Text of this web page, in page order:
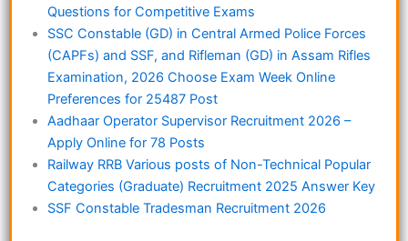
Questions for Competitive Exams
SSC Constable (GD) in Central Armed Police Forces
(CAPFs) and SSF, and Rifleman (GD) in Assam Rifles
Examination, 2026 Choose Exam Week Online
Preferences for 25487 Post
Aadhaar Operator Supervisor Recruitment 2026 –
Apply Online for 78 Posts
Railway RRB Various posts of Non-Technical Popular
Categories (Graduate) Recruitment 2025 Answer Key
SSF Constable Tradesman Recruitment 2026